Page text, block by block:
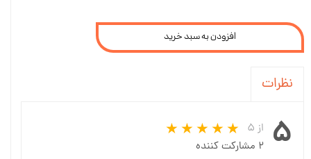
افزودن به سبد خرید
نظرات
۵ از ۵
۲ مشارکت کننده